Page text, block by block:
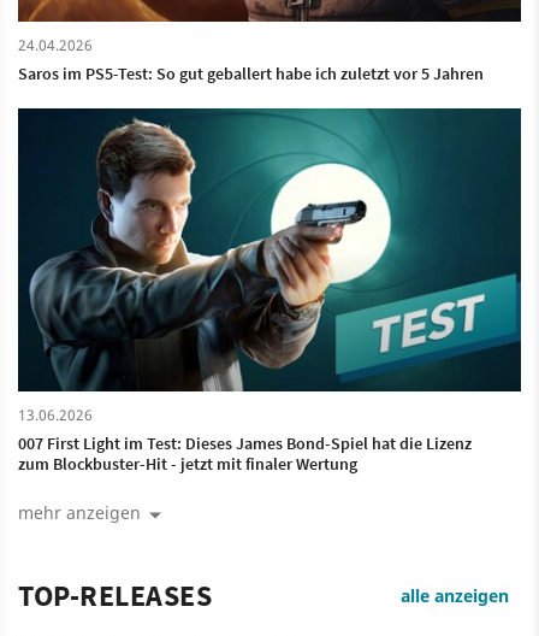
24.04.2026
Saros im PS5-Test: So gut geballert habe ich zuletzt vor 5 Jahren
13.06.2026
007 First Light im Test: Dieses James Bond-Spiel hat die Lizenz
zum Blockbuster-Hit - jetzt mit finaler Wertung
mehr anzeigen
TOP-RELEASES alle anzeigen